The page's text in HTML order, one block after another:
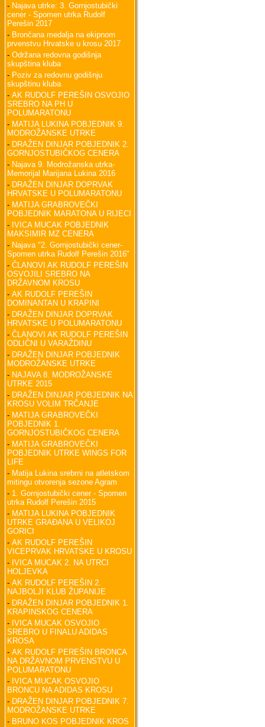
- Najava utrke: 3. Gornjostubički
cener - Spomen utrka Rudolf
Perešin 2017
- Brončana medalja na ekipnom
prvenstvu Hrvatske u krosu 2017
- Održana redovna godišnja
skupština kluba
- Poziv za redovnu godišnju
skupštinu kluba
- AK RUDOLF PEREŠIN OSVOJIO
SREBRO NA PH U
POLUMARATONU
- MATIJA LUKINA POBJEDNIK 9.
MODROŽANSKE UTRKE
- DRAŽEN DINJAR POBJEDNIK 2.
GORNJOSTUBIČKOG CENERA
- Najava 9. Modrožanska utrka-
Memorijal Marijana Lukina 2016
- DRAŽEN DINJAR DOPRVAK
HRVATSKE U POLUMARATONU
- MATIJA GRABROVEČKI
POBJEDNIK MARATONA U RIJECI
- IVICA MUCAK POBJEDNIK
MAKSIMIR MZ CENERA
- Najava "2. Gornjostubički cener-
Spomen utrka Rudolf Perešin 2016"
- ČLANOVI AK RUDOLF PEREŠIN
OSVOJILI SREBRO NA
DRŽAVNOM KROSU
- AK RUDOLF PEREŠIN
DOMINANTAN U KRAPINI
- DRAŽEN DINJAR DOPRVAK
HRVATSKE U POLUMARATONU
- ČLANOVI AK RUDOLF PEREŠIN
ODLIČNI U VARAŽDINU
- DRAŽEN DINJAR POBJEDNIK
MODROŽANSKE UTRKE
- NAJAVA 8. MODROŽANSKE
UTRKE 2015
- DRAŽEN DINJAR POBJEDNIK NA
KROSU VOLIM TRČANJE
- MATIJA GRABROVEČKI
POBJEDNIK 1.
GORNJOSTUBIČKOG CENERA
- MATIJA GRABROVEČKI
POBJEDNIK UTRKE WINGS FOR
LIFE
- Matija Lukina srebrni na atletskom
mitingu otvorenja sezone Agram
- 1. Gornjostubički cener - Spomen
utrka Rudolf Perešin 2015
- MATIJA LUKINA POBJEDNIK
UTRKE GRAĐANA U VELIKOJ
GORICI
- AK RUDOLF PEREŠIN
VICEPRVAK HRVATSKE U KROSU
- IVICA MUCAK 2. NA UTRCI
HOLJEVKA
- AK RUDOLF PEREŠIN 2.
NAJBOLJI KLUB ŽUPANIJE
- DRAŽEN DINJAR POBJEDNIK 1.
KRAPINSKOG CENERA
- IVICA MUCAK OSVOJIO
SREBRO U FINALU ADIDAS
KROSA
- AK RUDOLF PEREŠIN BRONCA
NA DRŽAVNOM PRVENSTVU U
POLUMARATONU
- IVICA MUCAK OSVOJIO
BRONCU NA ADIDAS KROSU
- DRAŽEN DINJAR POBJEDNIK 7.
MODROŽANSKE UTRKE
- BRUNO KOS POBJEDNIK KROS